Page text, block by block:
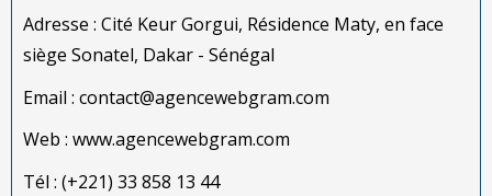
Adresse : Cité Keur Gorgui, Résidence Maty, en face
siège Sonatel, Dakar - Sénégal
Email : contact@agencewebgram.com
Web : www.agencewebgram.com
Tél : (+221) 33 858 13 44